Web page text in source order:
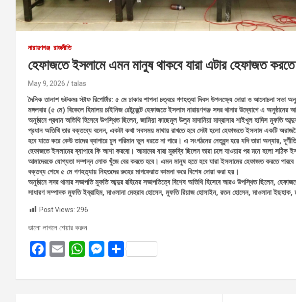
নারায়ণগঞ্জ রাজনীতি
হেফাজতে ইসলামে এমন মানুষ থাকবে যারা এটার হেফাজত
May 9, 2026 talas
দৈনিক তালাশ ডটকমঃ স্টাফ রিপোর্টার: ৫ মে ঢাকার শাপলা চত্বরে গণহত্যা দিবস উপলক্ষ্যে দোয়া ও আলোচনা সভা
মঙ্গলবার (৫ মে) বিকেলে হিমালয় চাইনিজ রেষ্টুরেন্টে হেফাজতে ইসলাম নারায়ণগঞ্জ সদর থানার উদ্যোগে এ
অনুষ্ঠানে প্রধান অতিথি হিসেবে উপস্থিত ছিলেন, জামিয়া কাছেমুল উলুম মাদানিয়া মাদ্রাসার শাইখুল হাদিস মুফতি
প্রধান অতিথি তার বক্তব্যে বলেন, একটা কথা সবসময় মাথায় রাখতে হবে সেটা হলো হেফাজতে ইসলাম একটি
হবে যাতে করে কেউ তাদের ব্যাপারে চুল পরিমান ভুল ধরতে না পারে। এ সংগঠনের নেতৃবৃন্দ হয়ে যদি তারা অন্যায়,
হেফাজতে ইসলামের ব্যাপারে কি আশা করবো। আমাদের যারা মুরুব্বি ছিলেন তারা চলে যাওয়ার পর মনে হলো
আমাদেরকে যোগ্যতা সম্পন্ন লোক খুঁজে বের করতে হবে। এমন মানুষ হতে হবে যারা ইসলামের হেফাজত করতে
বক্তব্য শেষে ৫ মে গণহত্যায় নিহতদের রুহের মাগফেরাত কামনা করে বিশেষ দোয়া করা হয়।
অনুষ্ঠানে সদর থানার সভাপতি মুফতি আব্দুর রহিমের সভাপতিত্বে বিশেষ অতিথি হিসেবে আরও উপস্থিত ছিলেন,
সাধারণ সম্পাদক মুফতি ইব্রাহিম, মাওলানা মেহরাব হোসেন, মুফতি রিয়াজ হোসাইন, রতন হোসেন, মাওলানা
Post Views: 296
ভালো লাগলে শেয়ার করুন
F
ce
E
ail
W
at
M
se
S
ar